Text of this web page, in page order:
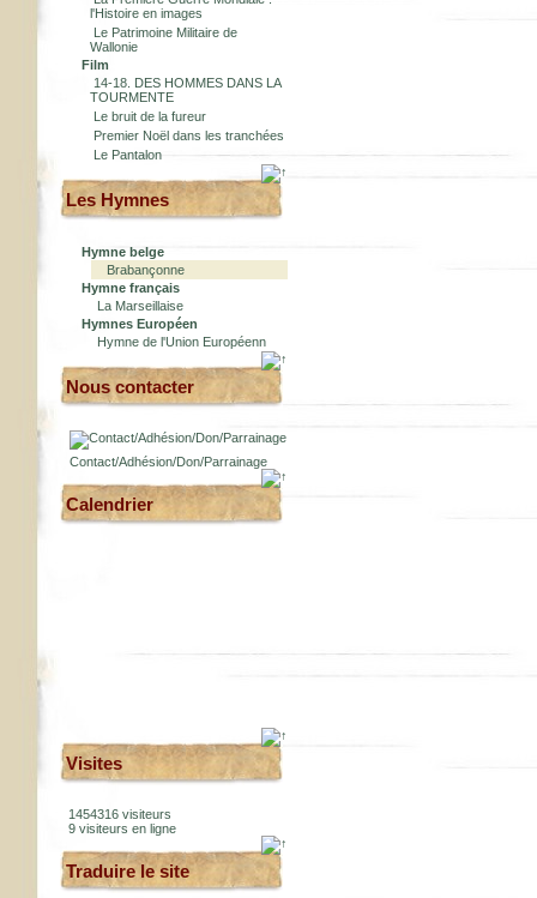
l'Histoire en images
Le Patrimoine Militaire de
Wallonie
Film
14-18. DES HOMMES DANS LA
TOURMENTE
Le bruit de la fureur
Premier Noël dans les tranchées
Le Pantalon
Les Hymnes
Hymne belge
Brabançonne
Hymne français
La Marseillaise
Hymnes Européen
Hymne de l'Union Européenn
Nous contacter
Contact/Adhésion/Don/Parrainage
Calendrier
Visites
1454316 visiteurs
9 visiteurs en ligne
Traduire le site